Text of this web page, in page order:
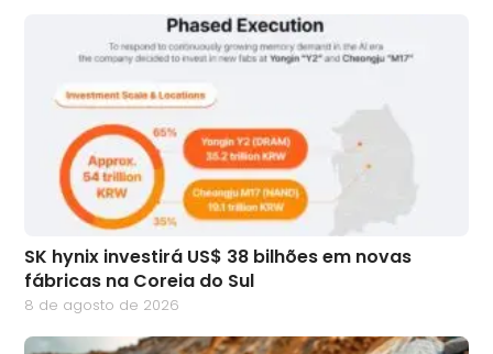
SK hynix investirá US$ 38 bilhões em novas
fábricas na Coreia do Sul
8 de agosto de 2026